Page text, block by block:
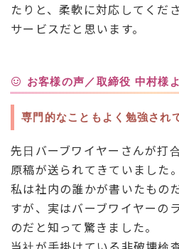
たりと、柔軟に対応してくだ
サービスだと思います。
お客様の声／取締役 中村様
専⾨的なこともよく勉強され
先日バーブワイヤーさんが打
原稿が送られてきていました。
私は社内の誰かが書いたもの
すが、実はバーブワイヤーの
のだと知って驚きました。